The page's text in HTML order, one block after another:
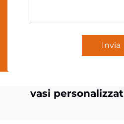
Invia
vasi